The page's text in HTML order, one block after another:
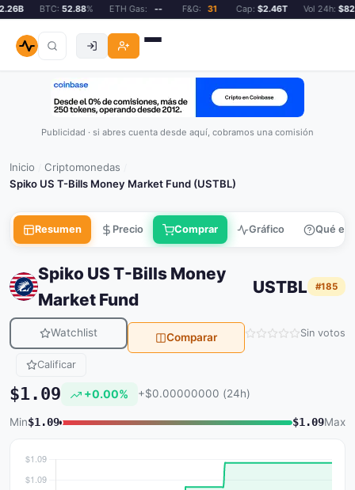
BTC:52.88% ETH Gas: -- F&G: 31 Cap:$2.46T Vol 24h:
Publicidad · si abres cuenta desde aquí, cobramos una comisión
Inicio Criptomonedas
Spiko US T-Bills Money Market Fund (USTBL)
Resumen Precio Comprar Gráfico Qué es
Spiko US T-Bills Money
Market Fund
USTBL #185
Watchlist Comparar Sin votos
Calificar
$1.09 +0.00% +$0.00000000 (24h)
Min$1.09 $1.09Max